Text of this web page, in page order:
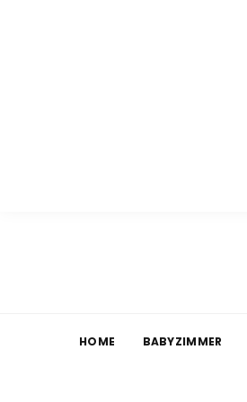
HOME BABYZIMMER